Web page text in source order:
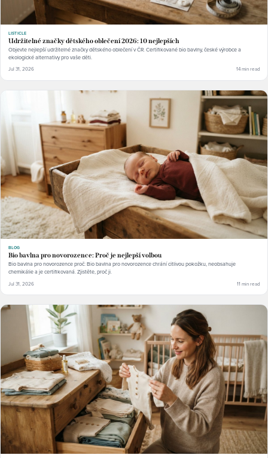
LISTICLE
Udržitelné značky dětského oblečení 2026: 10 nejlepších
Objevte nejlepší udržitelné značky dětského oblečení v ČR. Certifikované bio bavlny, české výrobce a
ekologické alternativy pro vaše děti.
Jul 31, 2026 14 min read
BLOG
Bio bavlna pro novorozence: Proč je nejlepší volbou
Bio bavlna pro novorozence proč: Bio bavlna pro novorozence chrání citlivou pokožku, neobsahuje
chemikálie a je certifikovaná. Zjistěte, proč ji.
Jul 31, 2026 11 min read